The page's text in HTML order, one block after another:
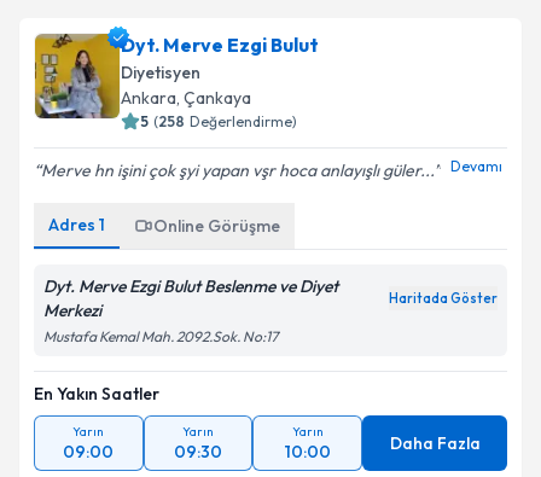
Dyt. Merve Ezgi Bulut
Diyetisyen
Ankara, Çankaya
5 (258 Değerlendirme)
Merve hn işini çok şyi yapan vşr hoca anlayışlı güler... Devamı
Adres 1 Online Görüşme
Dyt. Merve Ezgi Bulut Beslenme ve Diyet
Merkezi
Haritada Göster
Mustafa Kemal Mah. 2092.Sok. No:17
En Yakın Saatler
Yarın
09:00
Yarın
09:30
Yarın
10:00 Daha Fazla